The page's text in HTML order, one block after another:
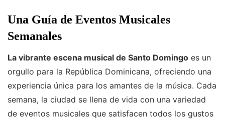
Una Guía de Eventos Musicales
Semanales
La vibrante escena musical de Santo Domingo es un
orgullo para la República Dominicana, ofreciendo una
experiencia única para los amantes de la música. Cada
semana, la ciudad se llena de vida con una variedad
de eventos musicales que satisfacen todos los gustos